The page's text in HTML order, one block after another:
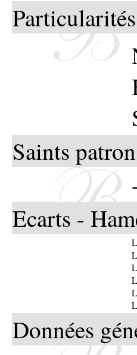
Saints
Ecarts -
Données